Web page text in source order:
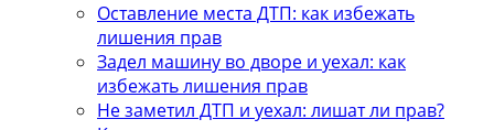
Оставление места ДТП: как избежать
лишения прав
Задел машину во дворе и уехал: как
избежать лишения прав
Не заметил ДТП и уехал: лишат ли прав?